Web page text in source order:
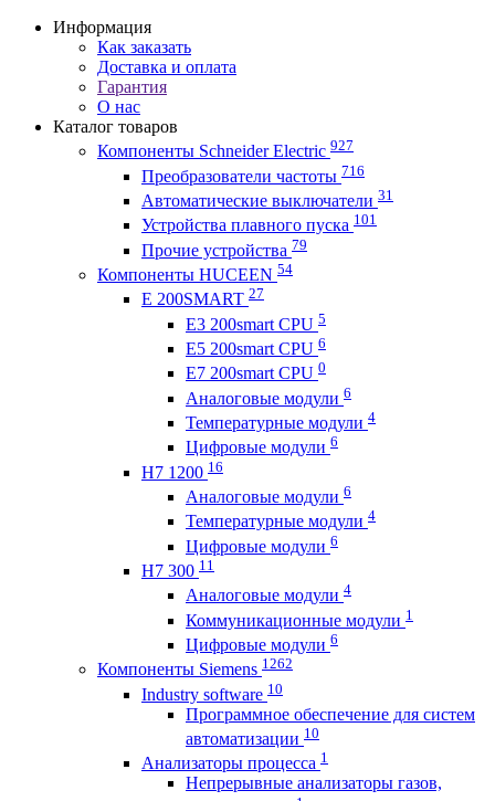
Информация
Как заказать
Доставка и оплата
Гарантия
О нас
Каталог товаров
Компоненты Schneider Electric 927
Преобразователи частоты 716
Автоматические выключатели 31
Устройства плавного пуска 101
Прочие устройства 79
Компоненты HUCEEN 54
E 200SMART 27
E3 200smart CPU 5
E5 200smart CPU 6
E7 200smart CPU 0
Аналоговые модули 6
Температурные модули 4
Цифровые модули 6
H7 1200 16
Аналоговые модули 6
Температурные модули 4
Цифровые модули 6
H7 300 11
Аналоговые модули 4
Коммуникационные модули 1
Цифровые модули 6
Компоненты Siemens 1262
Industry software 10
Программное обеспечение для систем
автоматизации 10
Анализаторы процесса 1
Непрерывные анализаторы газов,